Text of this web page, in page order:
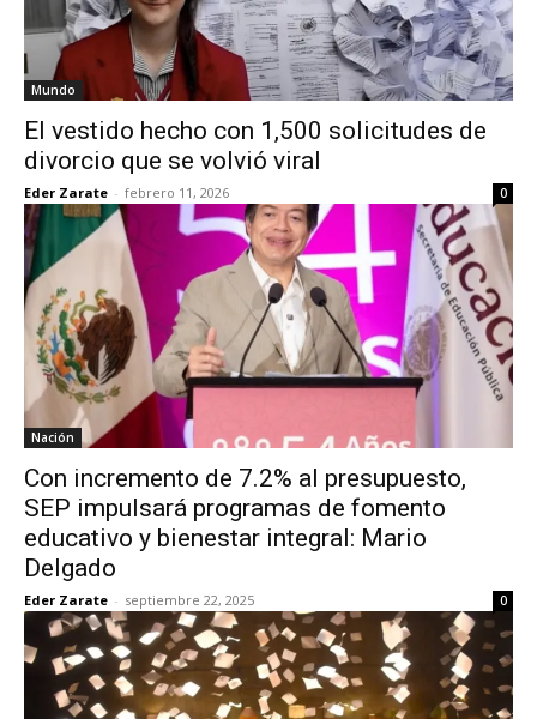
Mundo
El vestido hecho con 1,500 solicitudes de
divorcio que se volvió viral
Eder Zarate - febrero 11, 2026 0
Nación
Con incremento de 7.2% al presupuesto,
SEP impulsará programas de fomento
educativo y bienestar integral: Mario
Delgado
Eder Zarate - septiembre 22, 2025 0